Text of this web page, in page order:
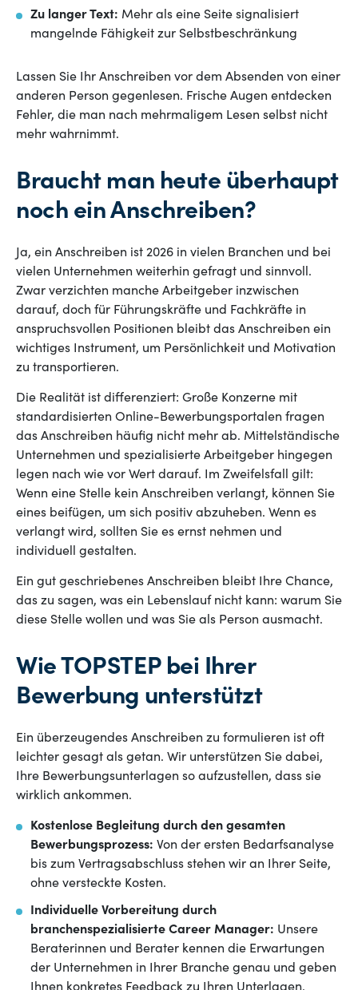
Zu langer Text: Mehr als eine Seite signalisiert
mangelnde Fähigkeit zur Selbstbeschränkung
Lassen Sie Ihr Anschreiben vor dem Absenden von einer
anderen Person gegenlesen. Frische Augen entdecken
Fehler, die man nach mehrmaligem Lesen selbst nicht
mehr wahrnimmt.
Braucht man heute überhaupt
noch ein Anschreiben?
Ja, ein Anschreiben ist 2026 in vielen Branchen und bei
vielen Unternehmen weiterhin gefragt und sinnvoll.
Zwar verzichten manche Arbeitgeber inzwischen
darauf, doch für Führungskräfte und Fachkräfte in
anspruchsvollen Positionen bleibt das Anschreiben ein
wichtiges Instrument, um Persönlichkeit und Motivation
zu transportieren.
Die Realität ist differenziert: Große Konzerne mit
standardisierten Online-Bewerbungsportalen fragen
das Anschreiben häufig nicht mehr ab. Mittelständische
Unternehmen und spezialisierte Arbeitgeber hingegen
legen nach wie vor Wert darauf. Im Zweifelsfall gilt:
Wenn eine Stelle kein Anschreiben verlangt, können Sie
eines beifügen, um sich positiv abzuheben. Wenn es
verlangt wird, sollten Sie es ernst nehmen und
individuell gestalten.
Ein gut geschriebenes Anschreiben bleibt Ihre Chance,
das zu sagen, was ein Lebenslauf nicht kann: warum Sie
diese Stelle wollen und was Sie als Person ausmacht.
Wie TOPSTEP bei Ihrer
Bewerbung unterstützt
Ein überzeugendes Anschreiben zu formulieren ist oft
leichter gesagt als getan. Wir unterstützen Sie dabei,
Ihre Bewerbungsunterlagen so aufzustellen, dass sie
wirklich ankommen.
Kostenlose Begleitung durch den gesamten
Bewerbungsprozess: Von der ersten Bedarfsanalyse
bis zum Vertragsabschluss stehen wir an Ihrer Seite,
ohne versteckte Kosten.
Individuelle Vorbereitung durch
branchenspezialisierte Career Manager: Unsere
Beraterinnen und Berater kennen die Erwartungen
der Unternehmen in Ihrer Branche genau und geben